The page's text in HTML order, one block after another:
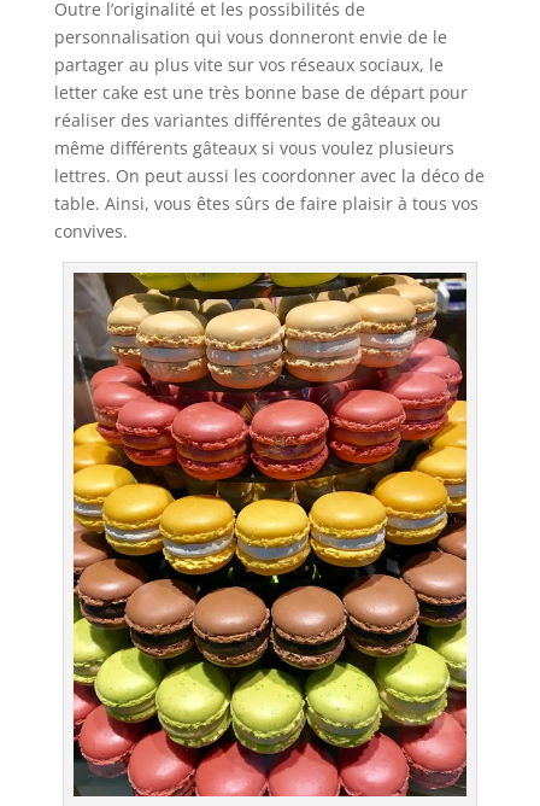
Outre l’originalité et les possibilités de
personnalisation qui vous donneront envie de le
partager au plus vite sur vos réseaux sociaux, le
letter cake est une très bonne base de départ pour
réaliser des variantes différentes de gâteaux ou
même différents gâteaux si vous voulez plusieurs
lettres. On peut aussi les coordonner avec la déco de
table. Ainsi, vous êtes sûrs de faire plaisir à tous vos
convives.